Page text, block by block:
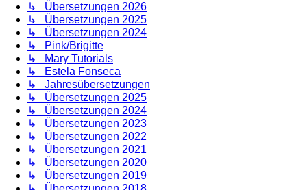
↳ Übersetzungen 2026
↳ Übersetzungen 2025
↳ Übersetzungen 2024
↳ Pink/Brigitte
↳ Mary Tutorials
↳ Estela Fonseca
↳ Jahresübersetzungen
↳ Übersetzungen 2025
↳ Übersetzungen 2024
↳ Übersetzungen 2023
↳ Übersetzungen 2022
↳ Übersetzungen 2021
↳ Übersetzungen 2020
↳ Übersetzungen 2019